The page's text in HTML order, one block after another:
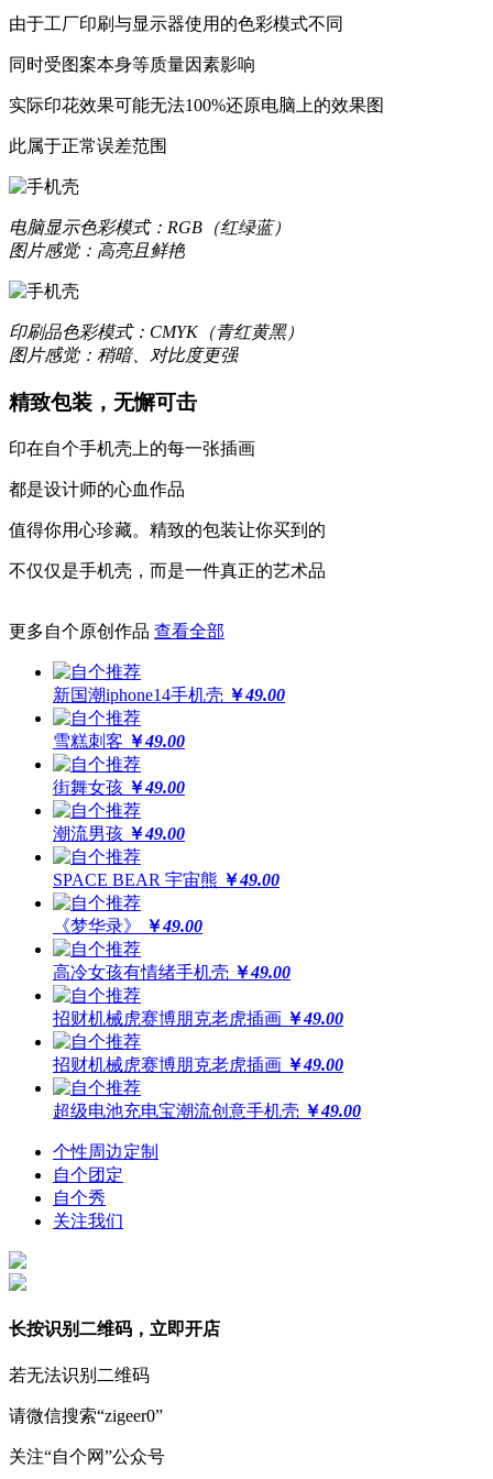
更合身
优质液态硅胶材质，一体成型，精准孔位，贴合原机机身设
质感升级，耐刮防撞，加倍防护
更轻薄
数次改良模具，实现裸机般纤薄手感
更保护
更还原
全球领先喷绘工艺，100%高精度印刷
64位高保真色彩，画面高度还原
由于工厂印刷与显示器使用的色彩模式不同
同时受图案本身等质量因素影响
实际印花效果可能无法100%还原电脑上的效果图
此属于正常误差范围
电脑显示色彩模式：RGB（红绿蓝）
图片感觉：高亮且鲜艳
印刷品色彩模式：CMYK（青红黄黑）
图片感觉：稍暗、对比度更强
精致包装，无懈可击
印在自个手机壳上的每一张插画
都是设计师的心血作品
值得你用心珍藏。精致的包装让你买到的
不仅仅是手机壳，而是一件真正的艺术品
更多自个原创作品 查看全部
新国潮iphone14手机壳 ￥49.00
雪糕刺客 ￥49.00
街舞女孩 ￥49.00
潮流男孩 ￥49.00
SPACE BEAR 宇宙熊 ￥49.00
《梦华录》 ￥49.00
高冷女孩有情绪手机壳 ￥49.00
招财机械虎赛博朋克老虎插画 ￥49.00
招财机械虎赛博朋克老虎插画 ￥49.00
超级电池充电宝潮流创意手机壳 ￥49.00
个性周边定制
自个团定
自个秀
关注我们
长按识别二维码，立即开店
若无法识别二维码
请微信搜索“zigeer0”
关注“自个网”公众号